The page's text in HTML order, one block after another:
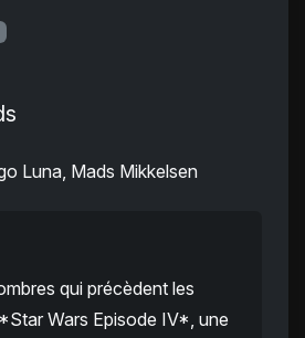
Luna, Mads Mikkelsen
qui précèdent les
Wars Episode IV*, une